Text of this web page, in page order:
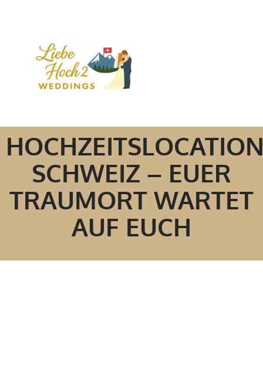
SCHWEIZ – EUER
TRAUMORT WARTET
AUF EUCH